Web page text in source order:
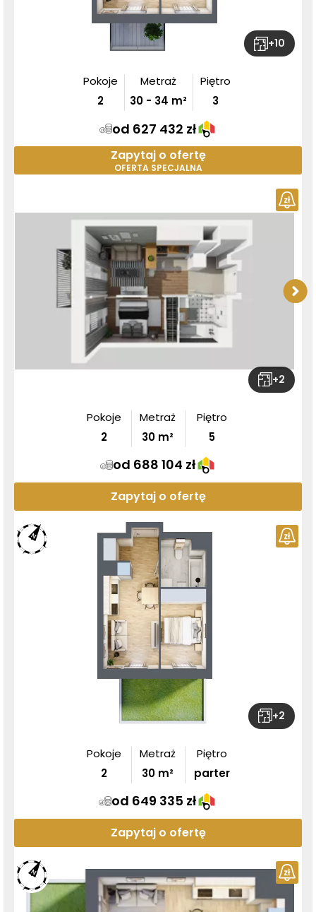
+10
Pokoje
2
Metraż
30- 34 m²
Piętro
3
od 627 432 zł
Zapytaj o ofertę
OFERTA SPECJALNA
+2
Pokoje
2
Metraż
30 m²
Piętro
5
od 688 104 zł
Zapytaj o ofertę
+2
Pokoje
2
Metraż
30 m²
Piętro
parter
od 649 335 zł
Zapytaj o ofertę